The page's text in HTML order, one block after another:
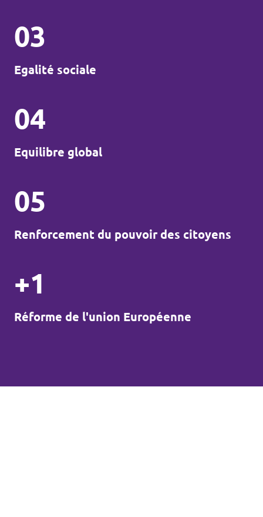
03
Egalité sociale
04
Equilibre global
05
Renforcement du pouvoir des citoyens
+1
Réforme de l'union Européenne